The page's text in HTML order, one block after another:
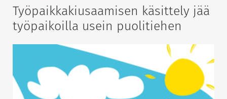
Työpaikkakiusaamisen käsittely jää
työpaikoilla usein puolitiehen